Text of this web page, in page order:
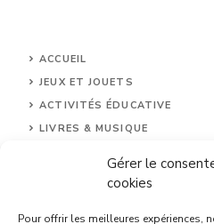
Gérer le
cookies
Pour offrir les meilleures
ACCUEIL
JEUX ET JOUETS
ACTIVITÉS ÉDUCATIVE
LIVRES & MUSIQUE